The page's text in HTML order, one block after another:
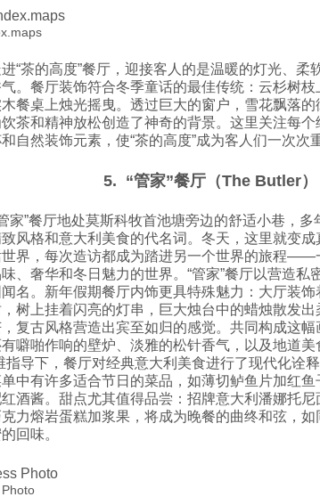
“茶的高度”餐厅，迎接客人的是温暖的灯光、柔
。餐厅装饰符合冬季童话的最佳传统：云杉树
餐桌上烛光摇曳。透过巨大的窗户，雪花飘落
茶和精神放松创造了神奇的背景。这里关注每
自然装饰元素，使“茶的高度”成为客人们一次次
5. “管家”餐厅（The Butler）
家”餐厅地处莫斯科牧首池塘旁边的舒适小巷，多
风格和意大利美食的代名词。冬天，这里就变成
世界，每次造访都成为踏进另一个世界的旅程——
、奢华和冬日魅力的世界。“管家”餐厅以营造私
名。新年假期餐厅内饰更具特殊魅力：大厅装饰
树上挂着闪亮的灯串，巨大烛台中的蜡烛散发出
复古风格营造出宾至如归的感觉。共同构成这幅
噼啪作响的壁炉、淡雅的松针香气，以及地道
指导下，餐厅对经典意大利美食进行了现代化诠
中有许多适合节日的菜品，如薄切鲈鱼片加红鱼
酒酱。甜点尤其值得品尝：招牌意大利潘娜托尼
力熔岩蛋糕加浆果，将成为晚餐的曲终和弦，如
回味。